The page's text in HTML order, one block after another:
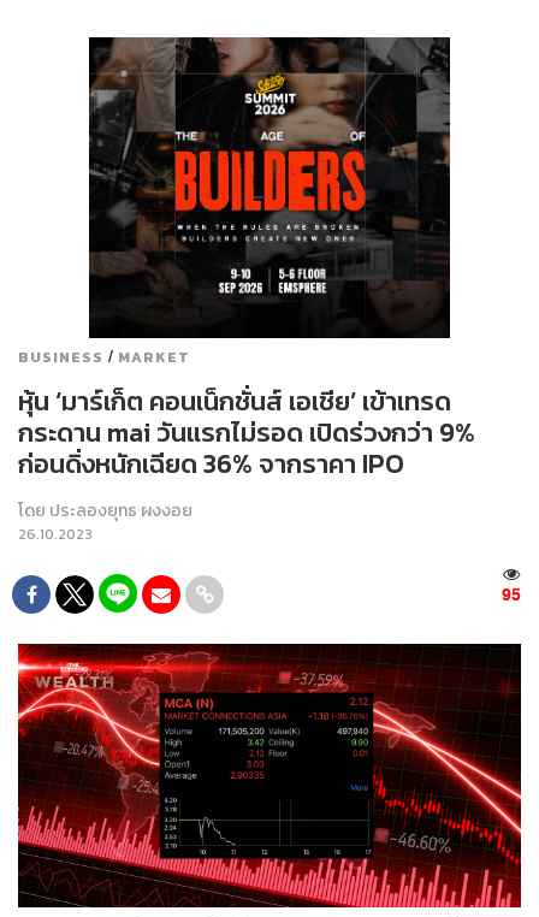
BUSINESS / MARKET
หุ้น ‘มาร์เก็ต คอนเน็กชั่นส์ เอเชีย’ เข้าเทรด
กระดาน mai วันแรกไม่รอด เปิดร่วงกว่า 9%
ก่อนดิ่งหนักเฉียด 36% จากราคา IPO
โดย ประลองยุทธ ผงงอย
26.10.2023
95